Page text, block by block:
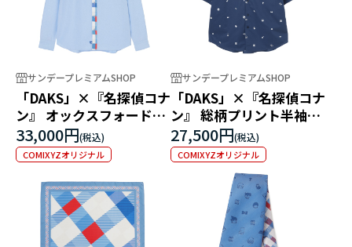
サンデープレミアムSHOP
「DAKS」×『名探偵コナ
ン』 オックスフォード長
袖シャツ
33,000円
COMIXYZオリジナル
サンデープレミアムSHOP
「DAKS」×『名探偵コナ
ン』 総柄プリント半袖シ
ャツ
27,500円
COMIXYZオリジナル